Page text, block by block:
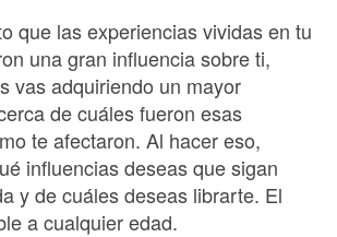
que las experiencias vividas en tu
una gran influencia sobre ti,
vas adquiriendo un mayor
de cuáles fueron esas
te afectaron. Al hacer eso,
influencias deseas que sigan
y de cuáles deseas librarte. El
a cualquier edad.